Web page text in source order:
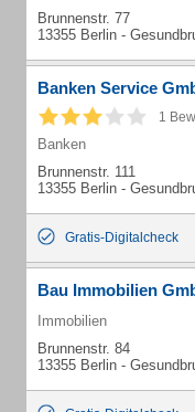
Brunnenstr. 77
13355 Berlin -
Banken Service
1
Banken
Brunnenstr. 111
13355 Berlin -
Gratis-Digitalcheck
Bau Immobilien
Immobilien
Brunnenstr. 84
13355 Berlin -